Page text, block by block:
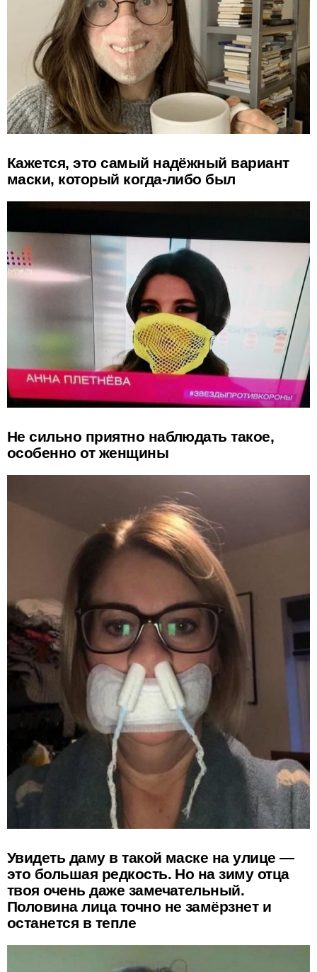
Кажется, это самый надёжный вариант
маски, который когда-либо был
Не сильно приятно наблюдать такое,
особенно от женщины
Увидеть даму в такой маске на улице —
это большая редкость. Но на зиму отца
твоя очень даже замечательный.
Половина лица точно не замёрзнет и
останется в тепле